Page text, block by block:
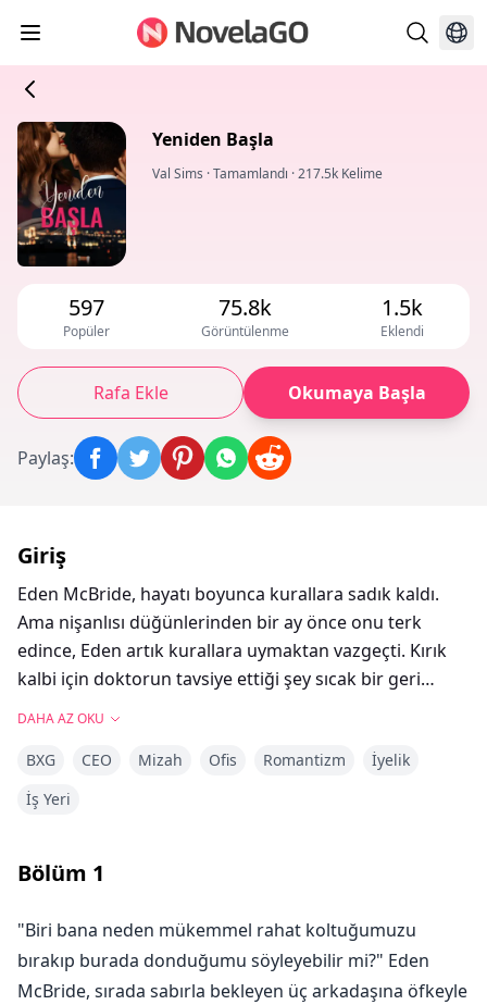
Yeniden Başla
Val Sims ·Tamamlandı ·217.5k Kelime
597
Popüler
75.8k
Görüntülenme
1.5k
Eklendi
Rafa Ekle Okumaya Başla
Paylaş:
Giriş
Eden McBride, hayatı boyunca kurallara sadık kaldı.
Ama nişanlısı düğünlerinden bir ay önce onu terk
edince, Eden artık kurallara uymaktan vazgeçti. Kırık
kalbi için doktorun tavsiye ettiği şey sıcak bir geri
lojistik şirketinin varisi olan Liam Anderson,
mükemmel bir geri dönüş ilişki adayıydı. Magazinlerde
sadece bir ilişki olacağını düşünüyordu. Sabah
gömleğinin de kaybolduğunu fark edince Liam
sinirlendi, ama tuhaf bir şekilde ilgisini çekti. Hiçbir
kadın onun yatağını isteyerek terk etmemiş ya da
DAHA AZ OKU
BXG CEO Mizah Ofis Romantizm
İyelik
İş Yeri
Bölüm 1
"Biri bana neden mükemmel rahat koltuğumuzu
bırakıp burada donduğumu söyleyebilir mi?" Eden
McBride, sırada sabırla bekleyen üç arkadaşına öfkeyle